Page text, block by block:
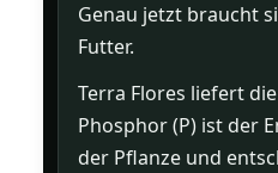
Genau jetzt braucht
Futter.
Terra Flores liefert
Phosphor (P) ist der
der Pflanze und